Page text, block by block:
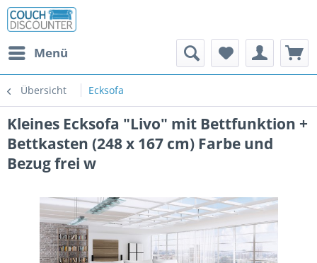
Menü
Übersicht Ecksofa
Kleines Ecksofa "Livo" mit Bettfunktion +
Bettkasten (248 x 167 cm) Farbe und
Bezug frei w